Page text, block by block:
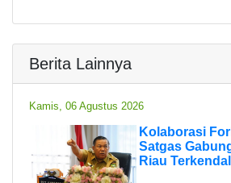
Berita Lainnya
Kamis, 06 Agustus 2026
Kolaborasi
Satgas
Riau